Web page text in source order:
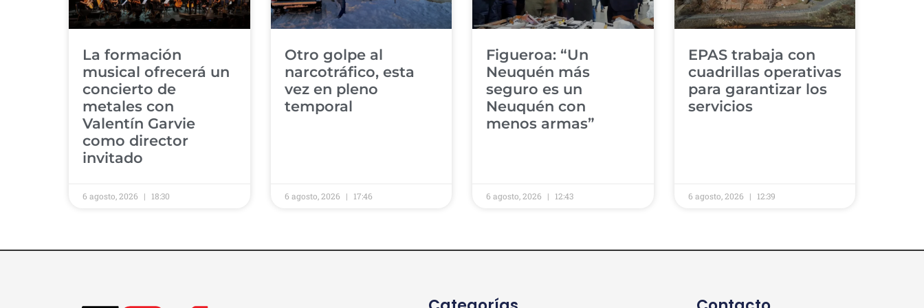
​La formación
musical ofrecerá un
concierto de
metales con
Valentín Garvie
como director
invitado ​
6 agosto, 2026 18:30
​Otro golpe al
narcotráfico, esta
vez en pleno
temporal ​
6 agosto, 2026 17:46
​Figueroa: “Un
Neuquén más
seguro es un
Neuquén con
menos armas” ​
6 agosto, 2026 12:43
​EPAS trabaja con
cuadrillas operativas
para garantizar los
servicios ​
6 agosto, 2026 12:39